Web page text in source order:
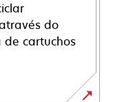
do
de cartuchos